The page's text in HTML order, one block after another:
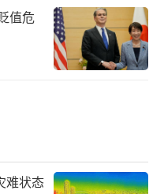
独立的安全政策，
退。（责任编辑：许朝）
值危
难状态